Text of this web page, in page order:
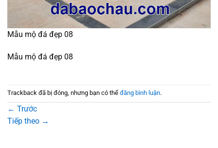
Mẫu mộ đá đẹp 08
Mẫu mộ đá đẹp 08
Trackback đã bị đóng, nhưng bạn có thể đăng bình luận.
← Trước
Tiếp theo →